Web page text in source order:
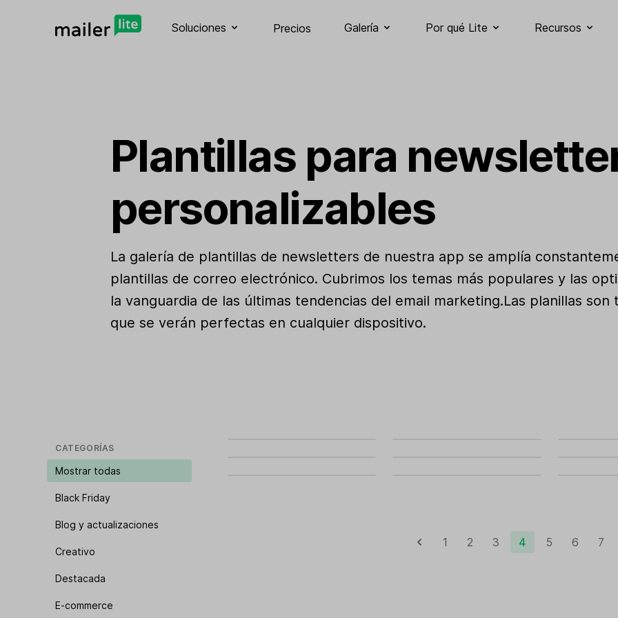
Soluciones Precios Galería Por qué Lite Recursos
Plantillas para
personalizables
La galería de plantillas de newsletters de nuestra app se amplía
plantillas de correo electrónico. Cubrimos los temas más populares y las
la vanguardia de las últimas tendencias del email marketing.Las planillas
que se verán perfectas en cualquier dispositivo.
CATEGORÍAS
Mostrar todas
Black Friday
Blog y actualizaciones
Creativo
Destacada
E-commerce
1 2 3 4 5 6 7